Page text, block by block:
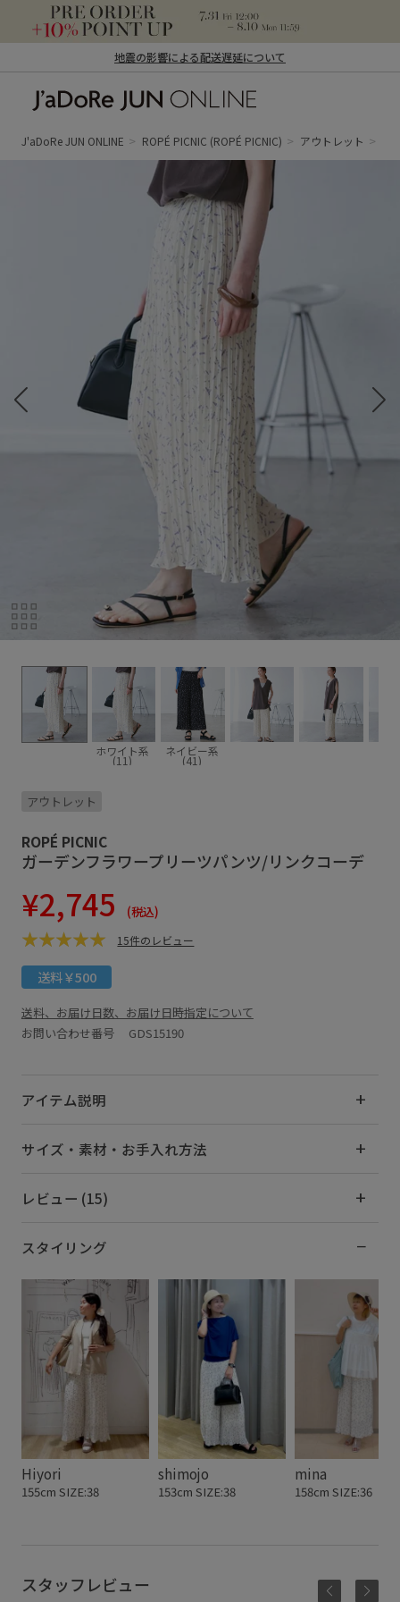
地震の影響による配送遅延について
ン オンライン）
J'aDoRe JUN ONLINE ROPÉ PICNIC (ROPÉ PICNIC) アウトレット
ホワイト系
(11)
ネイビー系
(41)
アウトレット
ROPÉ PICNIC
ガーデンフラワープリーツパンツ/リンクコーデ
¥2,745 (税込)
15件のレビュー
送料￥500
送料、お届け日数、お届け日時指定について
お問い合わせ番号 GDS15190
アイテム説明
サイズ・素材・お手入れ方法
レビュー (15)
スタイリング
Hiyori
155cm SIZE:38
shimojo
153cm SIZE:38
mina
158cm SIZE:36
スタッフレビュー